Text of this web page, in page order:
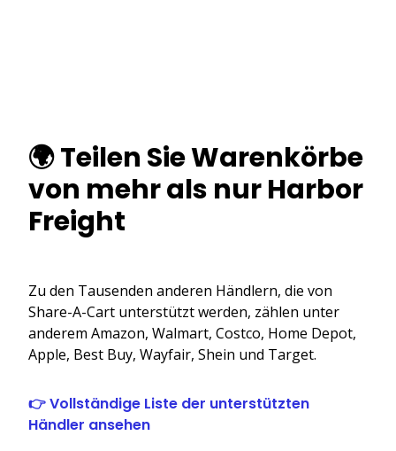
🌍 Teilen Sie Warenkörbe
von mehr als nur Harbor
Freight
Zu den Tausenden anderen Händlern, die von
Share-A-Cart unterstützt werden, zählen unter
anderem Amazon, Walmart, Costco, Home Depot,
Apple, Best Buy, Wayfair, Shein und Target.
👉 Vollständige Liste der unterstützten
Händler ansehen